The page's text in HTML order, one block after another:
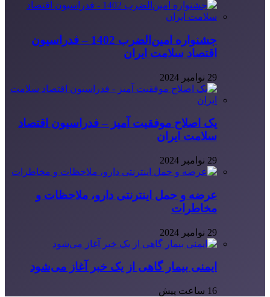
جشنواره امین‌الضرب 1402 – فدراسیون
اقتصاد سلامت ایران
29 نوامبر 2024
یک اصلاح موفقیت آمیز – فدراسیون اقتصاد
سلامت ایران
29 نوامبر 2024
عرضه و حمل اینترنتی دارو، ملاحظات و
مخاطرات
29 نوامبر 2024
ایمنی بیمار گاهی از یک خبر آغاز می‌شود
16 ساعت پیش